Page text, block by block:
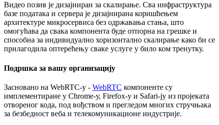
Видео позив је дизајниран за скалирање. Сва инфраструктура
базе података и сервера је дизајнирана коришћењем
архитектуре микросервиса без одржавања стања, што
омогућава да свака компонента буде отпорна на грешке и
способна за индивидуално хоризонтално скалирање како би се
прилагодила оптерећењу сваке услуге у било ком тренутку.
Подршка за вашу организацију
Засновано на WebRTC-у - WebRTC компоненте су
имплементиране у Chrome-у, Firefox-у и Safari-ју из пројеката
отвореног кода, под вођством и прегледом многих стручњака
за безбедност веба и телекомуникационе индустрије.